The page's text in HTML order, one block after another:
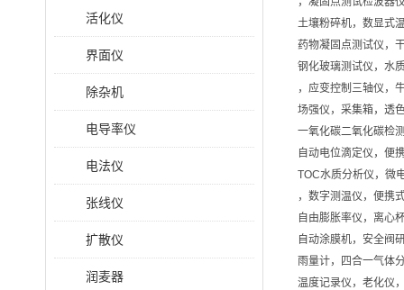
活化仪
界面仪
除杂机
电导率仪
电法仪
张线仪
扩散仪
润麦器
土壤粉碎机，数显式
药物凝固点测试仪，
钢化玻璃测试仪，水
，应变控制三轴仪，
场强仪，采集箱，透
一氧化碳二氧化碳检
自动电位滴定仪，便
TOC水质分析仪，微
，数字测温仪，便携
自由膨胀率仪，离心
自动涂膜机，安全阀
雨量计，四合一气体
温度记录仪，老化仪